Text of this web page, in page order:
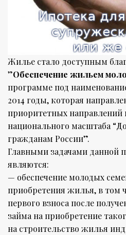
Жилье стало доступным
”Обеспечение жильем
программе под
2014 годы, которая
приоритетных направлений
национального масштаба
гражданам России”.
Главными задачами данной
являются:
— обеспечение молодых
приобретения жилья, в том
первого взноса после
займа на приобретение
на строительство жилья